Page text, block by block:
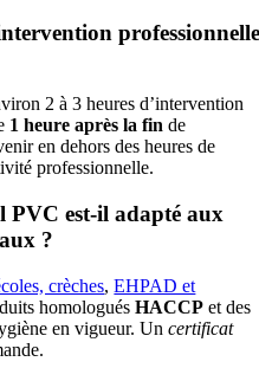
2 à 3 heures d’intervention
1 heure après la fin de
en dehors des heures de
professionnelle.
PVC est-il adapté aux
?
crèches,EHPAD et
homologuésHACCP et des
en vigueur. Uncertificat